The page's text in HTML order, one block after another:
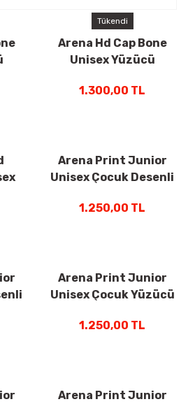
Tükendi
Arena Hd Cap Bone
Unisex Yüzücü
1.300,00 TL
Arena Print Junior
Unisex Çocuk Desenli
Desenli 94171248
1.250,00 TL
Arena Print Junior
Unisex Çocuk Yüzücü
94171241
1.250,00 TL
Arena Print Junior